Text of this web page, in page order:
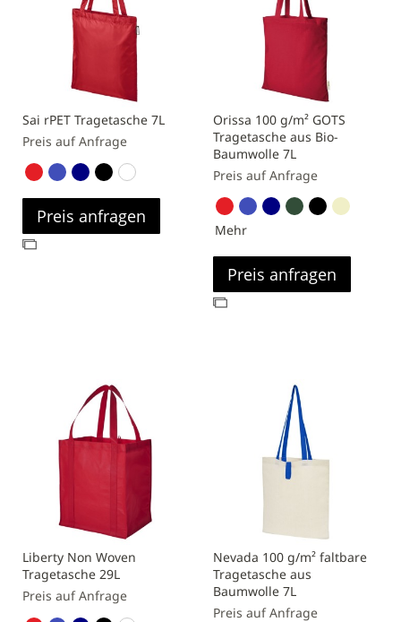
Sai rPET Tragetasche 7L
Preis auf Anfrage
Preis anfragen
Zur
Orissa 100 g/m² GOTS
Tragetasche aus Bio-
Baumwolle 7L
Preis auf Anfrage
Mehr
Preis anfragen
Zur
Liberty Non Woven
Tragetasche 29L
Preis auf Anfrage
Nevada 100 g/m² faltbare
Tragetasche aus
Baumwolle 7L
Preis auf Anfrage